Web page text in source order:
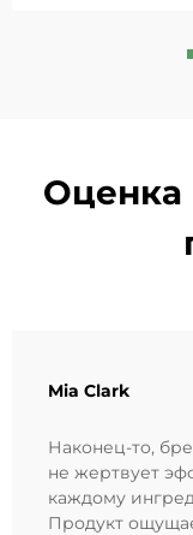
Оценка
Mia Clark
Наконец-то,
не жертвует
каждому
Продукт